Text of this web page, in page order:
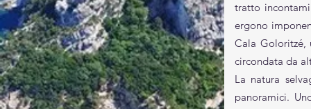
tratto
ergono
Cala Goloritzé,
circondata da
La natura
panoramici.